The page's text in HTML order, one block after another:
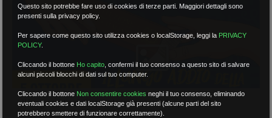
Il lungo addio della scuola istituzione. Cui prodest?
Questo sito potrebbe fare uso di cookies di terze parti. Maggiori dettagli sono
presenti sulla privacy policy.
Per sapere come questo sito utilizza cookies o localStorage, leggi la PRIVACY
POLICY.
Cliccando il bottone Ho capito ,confermi il tuo consenso a questo sito di salvare
alcuni piccoli blocchi di dati sul tuo computer.
Cliccando il bottone Non consentire cookies neghi il tuo consenso, eliminando
eventuali cookies e dati localStorage già presenti (alcune parti del sito
potrebbero smettere di funzionare correttamente).